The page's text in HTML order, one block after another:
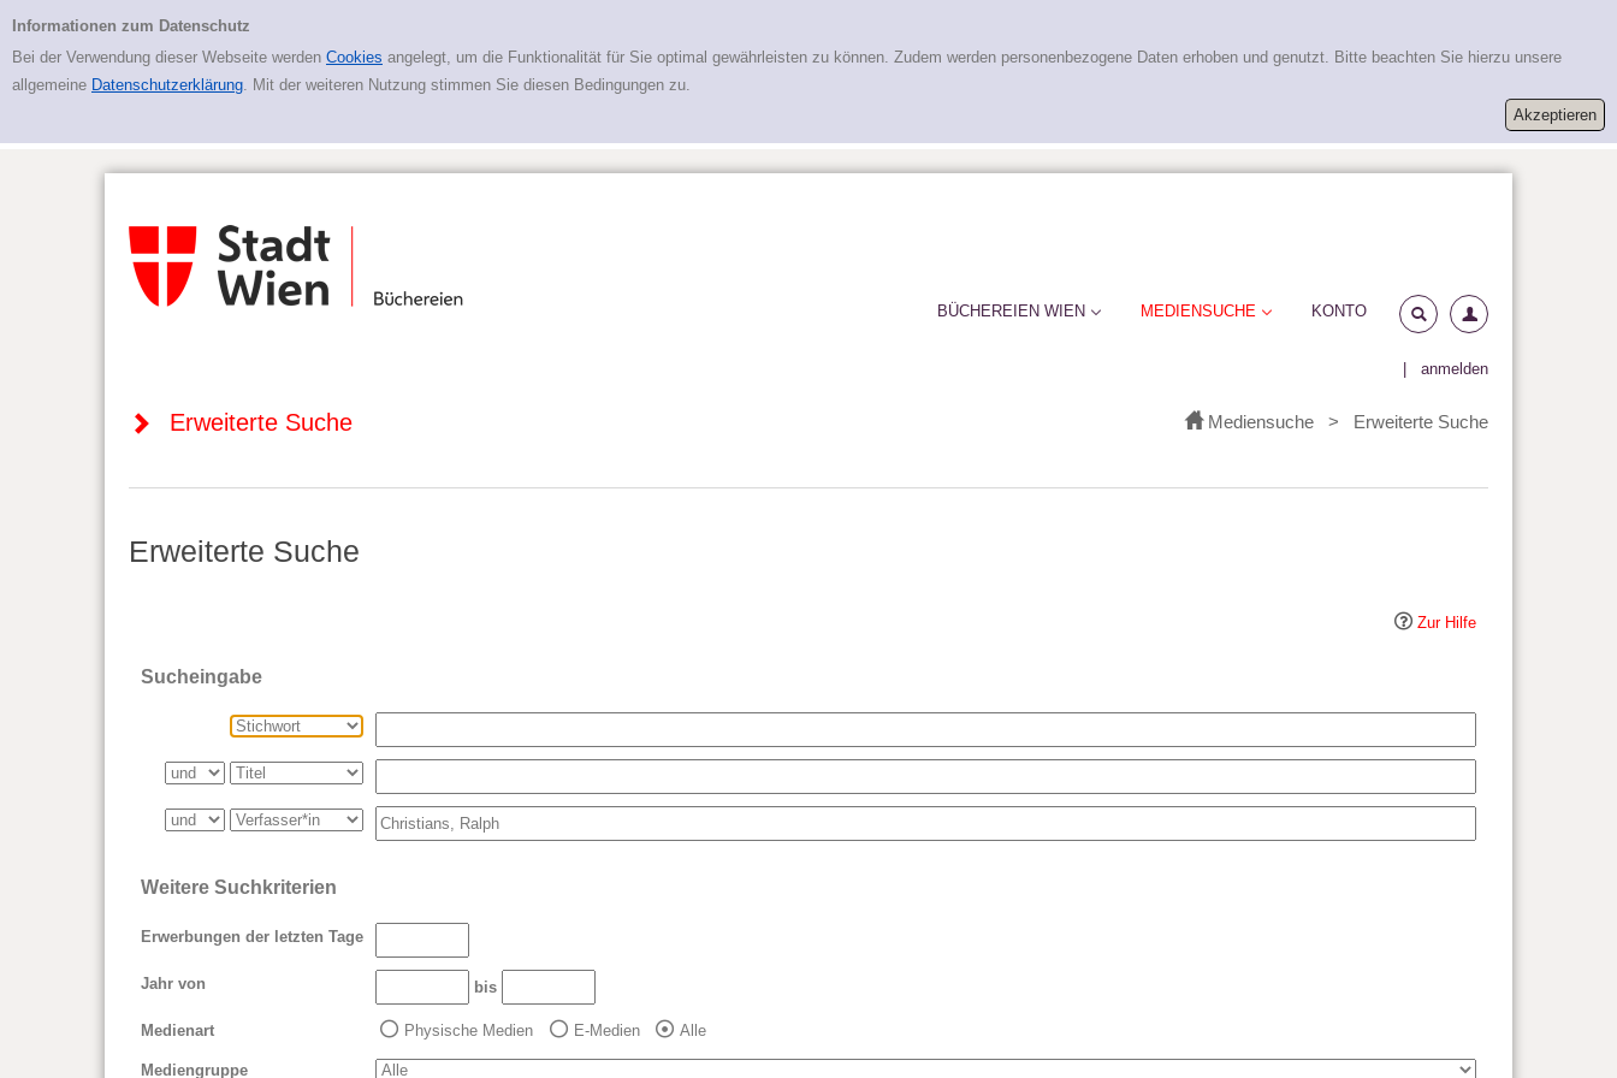
Erweiterte Suche
Informationen zum Datenschutz
Bei der Verwendung dieser Webseite werden Cookies angelegt, um die Funktionalität für Sie optimal gewährleisten zu können. Zudem werden personenbezogene Daten erhoben und genutzt. Bitte beachten Sie hierzu unsere
allgemeine Datenschutzerklärung. Mit der weiteren Nutzung stimmen Sie diesen Bedingungen zu.
anmelden
BÜCHEREIEN WIEN MEDIENSUCHE KONTO
Erweiterte Suche Mediensuche > Erweiterte Suche
Erweiterte Suche
Zur Hilfe
Sucheingabe
Weitere Suchkriterien
Erwerbungen der letzten Tage
Jahr von bis
Medienart Physische Medien E-Medien Alle
Mediengruppe